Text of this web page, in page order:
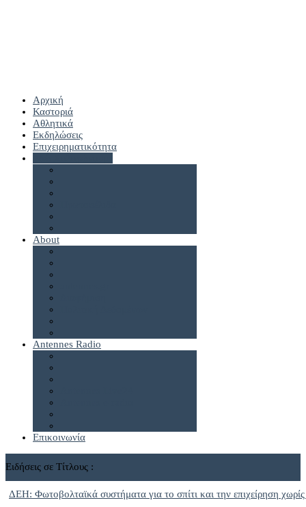
Αρχική
Καστοριά
Αθλητικά
Εκδηλώσεις
Επιχειρηματικότητα
About
Antennes Radio
Επικοινωνία
Ειδήσεις σε Τίτλους :
ΔΕΗ: Φωτοβολταϊκά συστήματα για το σπίτι και την επιχείρηση